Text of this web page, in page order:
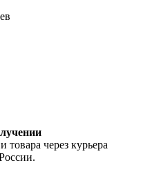
через курьера